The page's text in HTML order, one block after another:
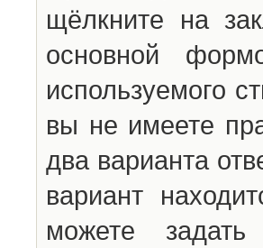
щёлкните на
основной
используемого
вы не имеете
два варианта
вариант
можете